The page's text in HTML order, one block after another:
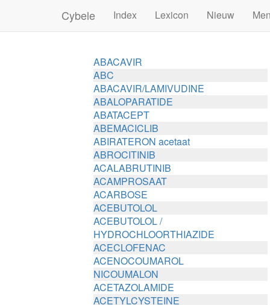
Cybele Index Lexicon Nieuw
ABACAVIR
ABC
ABACAVIR/LAMIVUDINE
ABALOPARATIDE
ABATACEPT
ABEMACICLIB
ABIRATERON acetaat
ABROCITINIB
ACALABRUTINIB
ACAMPROSAAT
ACARBOSE
ACEBUTOLOL
ACEBUTOLOL /
HYDROCHLOORTHIAZIDE
ACECLOFENAC
ACENOCOUMAROL
NICOUMALON
ACETAZOLAMIDE
ACETYLCYSTEINE